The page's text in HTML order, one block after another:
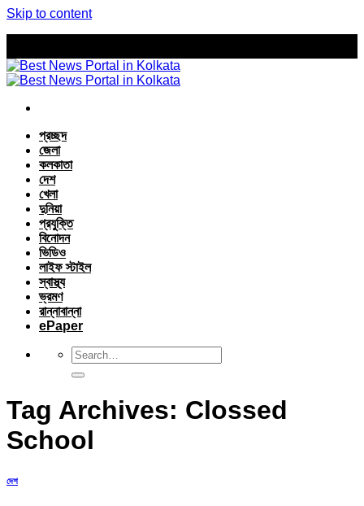
Skip to content
প্রচ্ছদ
জেলা
কলকাতা
দেশ
খেলা
দুনিয়া
প্রযুক্তি
বিনোদন
ভিডিও
লাইফ স্টাইল
স্বাস্থ্য
ভ্রমণ
রান্নাবান্না
ePaper
Tag Archives: Clossed
School
দেশ